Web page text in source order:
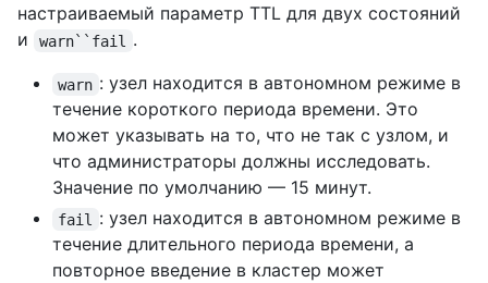
настраиваемый параметр TTL для двух состояний
и
warn``fail .
warn : узел находится в автономном режиме в
течение короткого периода времени. Это
может указывать на то, что не так с узлом, и
что администраторы должны исследовать.
Значение по умолчанию — 15 минут.
fail
: узел находится в автономном режиме в
течение длительного периода времени, а
повторное введение в кластер может